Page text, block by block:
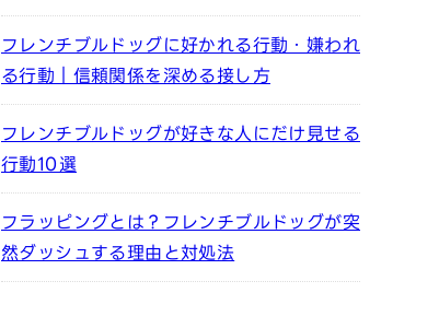
フレンチブルドッグに好かれる行動・嫌われ
る行動｜信頼関係を深める接し方
フレンチブルドッグが好きな人にだけ見せる
行動10選
フラッピングとは？フレンチブルドッグが突
然ダッシュする理由と対処法